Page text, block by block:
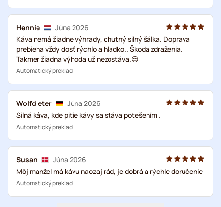
Hennie
Júna 2026
Káva nemá žiadne výhrady, chutný silný šálka. Doprava
prebieha vždy dosť rýchlo a hladko.. Škoda zdraženia.
Takmer žiadna výhoda už nezostáva.😔
Automatický preklad
Wolfdieter
Júna 2026
Silná káva, kde pitie kávy sa stáva potešením .
Automatický preklad
Susan
Júna 2026
Môj manžel má kávu naozaj rád, je dobrá a rýchle doručenie
Automatický preklad